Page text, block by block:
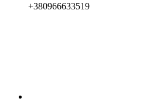
+380966633519